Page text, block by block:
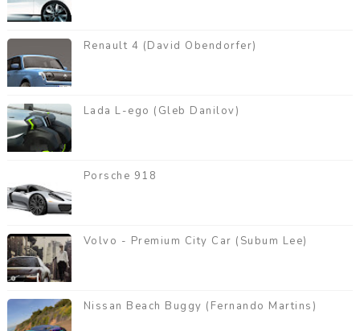
Renault 4 (David Obendorfer)
Lada L-ego (Gleb Danilov)
Porsche 918
Volvo - Premium City Car (Subum Lee)
Nissan Beach Buggy (Fernando Martins)